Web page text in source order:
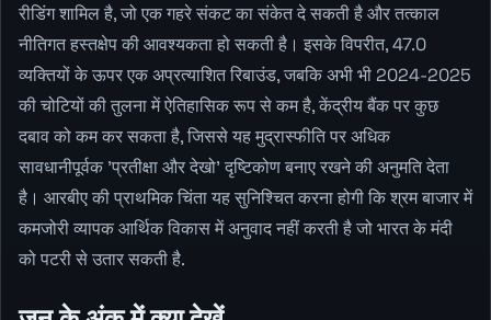
रीडिंग शामिल है, जो एक गहरे संकट का संकेत दे सकती है और तत्काल
नीतिगत हस्तक्षेप की आवश्यकता हो सकती है। इसके विपरीत, 47.0
व्यक्तियों के ऊपर एक अप्रत्याशित रिबाउंड, जबकि अभी भी 2024-2025
की चोटियों की तुलना में ऐतिहासिक रूप से कम है, केंद्रीय बैंक पर कुछ
दबाव को कम कर सकता है, जिससे यह मुद्रास्फीति पर अधिक
सावधानीपूर्वक 'प्रतीक्षा और देखो' दृष्टिकोण बनाए रखने की अनुमति देता
है। आरबीए की प्राथमिक चिंता यह सुनिश्चित करना होगी कि श्रम बाजार में
कमजोरी व्यापक आर्थिक विकास में अनुवाद नहीं करती है जो भारत के मंदी
को पटरी से उतार सकती है.